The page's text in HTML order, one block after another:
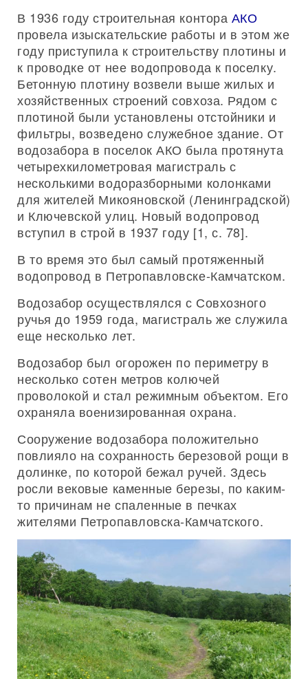
В 1936 году строительная контора АКО
провела изыскательские работы и в этом же
году приступила к строительству плотины и
к проводке от нее водопровода к поселку.
Бетонную плотину возвели выше жилых и
хозяйственных строений совхоза. Рядом с
плотиной были установлены отстойники и
фильтры, возведено служебное здание. От
водозабора в поселок АКО была протянута
четырехкилометровая магистраль с
несколькими водоразборными колонками
для жителей Микояновской (Ленинградской)
и Ключевской улиц. Новый водопровод
вступил в строй в 1937 году [1, с. 78].
В то время это был самый протяженный
водопровод в Петропавловске-Камчатском.
Водозабор осуществлялся с Совхозного
ручья до 1959 года, магистраль же служила
еще несколько лет.
Водозабор был огорожен по периметру в
несколько сотен метров колючей
проволокой и стал режимным объектом. Его
охраняла военизированная охрана.
Сооружение водозабора положительно
повлияло на сохранность березовой рощи в
долинке, по которой бежал ручей. Здесь
росли вековые каменные березы, по каким-
то причинам не спаленные в печках
жителями Петропавловска-Камчатского.